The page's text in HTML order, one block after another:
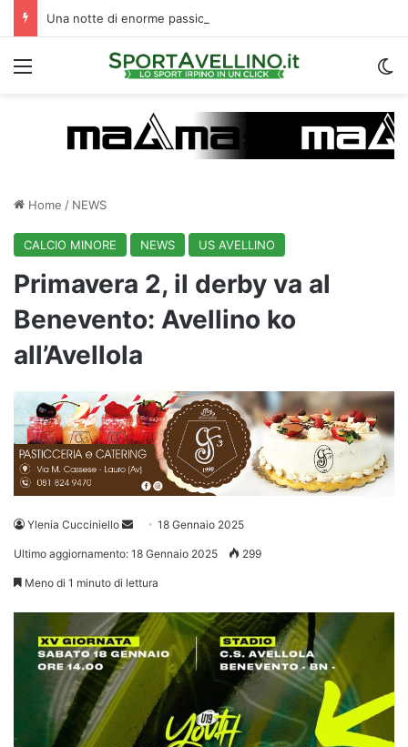
Menu
Home / NEWS
CALCIO MINORE NEWS US AVELLINO
Primavera 2, il derby va al
Benevento: Avellino ko
all’Avellola
Ylenia Cucciniello
Invia 18 Gennaio 2025
Ultimo aggiornamento: 18 Gennaio 2025 299
Meno di 1 minuto di lettura